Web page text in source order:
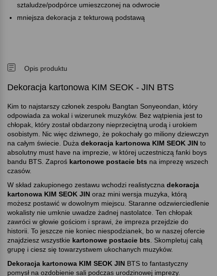
sztaludze/podpórce umieszczonej na odwrocie
mniejsza dekoracja z tekturową podstawą
Opis produktu
Dekoracja kartonowa KIM SEOK - JIN BTS
Kim to najstarszy członek zespołu Bangtan Sonyeondan, który
odpowiada za wokal i wizerunek muzyków. Bez wątpienia jest to
chłopak, który został obdarzony nieprzeciętną urodą i urokiem
osobistym. Nic więc dziwnego, że pokochały go miliony dziewczyn
na całym świecie. Duża dekoracja kartonowa KIM SEOK JIN to
absolutny must have na imprezie, w której uczestniczą fanki boys
bandu BTS. Zaproś kartonowe postacie bts na imprezę wszech
czasów.
W skład zakupionego zestawu wchodzi realistyczna dekoracja
kartonowa KIM SEOK JIN oraz mini wersja muzyka, którą
możesz postawić w dowolnym miejscu. Staranne odzwierciedlenie
wokalisty nie umknie uwadze żadnej nastolatce. Ten chłopak
zawróci w głowie gościom i sprawi, że impreza przejdzie do
historii. To jeszcze nie koniec niespodzianek, bo w naszej ofercie
znajdziesz wszystkie kartonowe postacie bts . Skompletuj całą
grupę i ciesz się towarzystwem ukochanych muzyków.
Dekoracja kartonowa KIM SEOK JIN BTS to fantastyczny
pomysł na ozdobienie sali podczas urodzinowej imprezy.